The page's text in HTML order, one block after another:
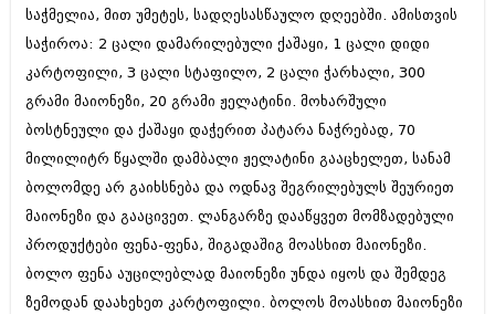
მარტი 2014 (413)
თებერვალი 2014 (318)
დეკემბერი 2013 (365)
ნოემბერი 2013 (279)
ოქტომბერი 2013 (256)
აგვისტო 2013 (89)
ივლისი 2013 (182)
ივნისი 2013 (212)
მაისი 2013 (259)
აპრილი 2013 (304)
მარტი 2013 (352)
თებერვალი 2013 (204)
საჭმელია, მით უმეტეს, სადღესასწაულო დღეებში. ამისთვის
საჭიროა: 2 ცალი დამარილებული ქაშაყი, 1 ცალი დიდი
კარტოფილი, 3 ცალი სტაფილო, 2 ცალი ჭარხალი, 300
გრამი მაიონეზი, 20 გრამი ჟელატინი. მოხარშული
ბოსტნეული და ქაშაყი დაჭერით პატარა ნაჭრებად, 70
მილილიტრ წყალში დამბალი ჟელატინი გააცხელეთ, სანამ
ბოლომდე არ გაიხსნება და ოდნავ შეგრილებულს შეურიეთ
მაიონეზი და გააცივეთ. ლანგარზე დააწყვეთ მომზადებული
პროდუქტები ფენა-ფენა, შიგადაშიგ მოასხით მაიონეზი.
ბოლო ფენა აუცილებლად მაიონეზი უნდა იყოს და შემდეგ
ზემოდან დაახეხეთ კარტოფილი. ბოლოს მოასხით მაიონეზი